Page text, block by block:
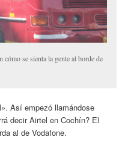
cómo se sienta la gente al borde de
Así empezó llamándose
decir Airtel en Cochín? El
al de Vodafone.